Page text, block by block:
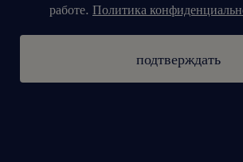
ставка 5400 злотых брутто/
премия 5%, доплаты за работу
работе. Политика
подтверждать